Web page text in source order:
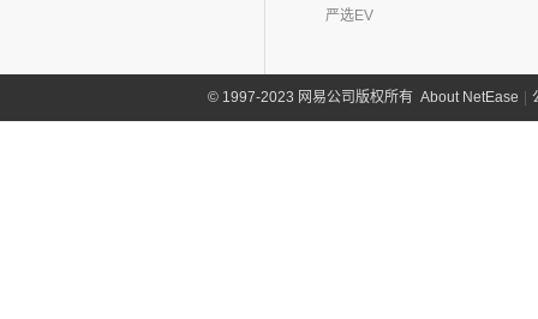
严选EV
©1997-2023 网易公司版权所有 About NetEase